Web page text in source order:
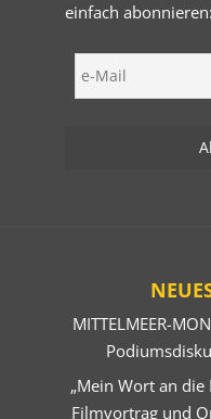
einfach abonnieren:
MITTELMEER-
„Mein Wort an die
Filmvortrag und